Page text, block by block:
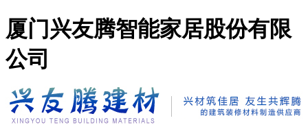
厦门兴友腾智能家居股份有限
公司